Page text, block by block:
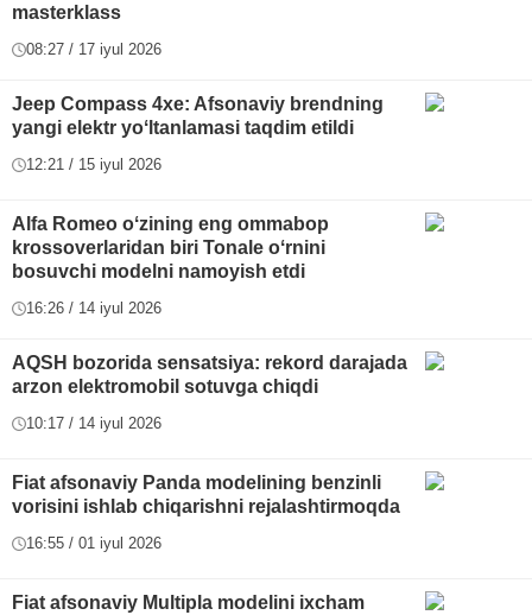
masterklass
08:27 / 17 iyul 2026
Jeep Compass 4xe: Afsonaviy brendning
yangi elektr yoʻltanlamasi taqdim etildi
12:21 / 15 iyul 2026
Alfa Romeo oʻzining eng ommabop
krossoverlaridan biri Tonale oʻrnini
bosuvchi modelni namoyish etdi
16:26 / 14 iyul 2026
AQSH bozorida sensatsiya: rekord darajada
arzon elektromobil sotuvga chiqdi
10:17 / 14 iyul 2026
Fiat afsonaviy Panda modelining benzinli
vorisini ishlab chiqarishni rejalashtirmoqda
16:55 / 01 iyul 2026
Fiat afsonaviy Multipla modelini ixcham